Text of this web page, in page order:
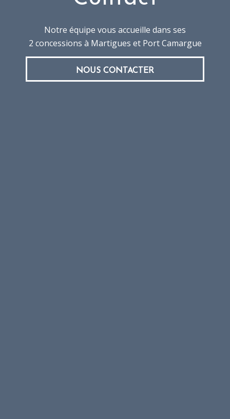
Notre équipe vous accueille dans ses
2 concessions à Martigues et Port Camargue
NOUS CONTACTER